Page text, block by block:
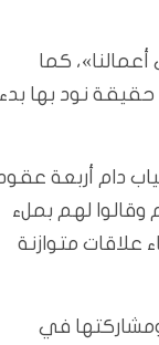
كما
حقيقة نود بها بدء
دام أربعة
وقالوا لهم بملء
علاقات متوازنة
ومشاركتها في